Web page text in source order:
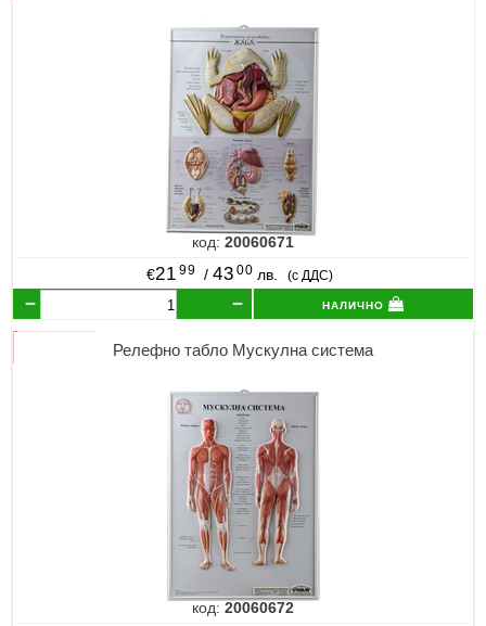
код: 20060671
€21 99 /43 00 лв. (с ДДС)
налично
Релефно табло Мускулна система
код: 20060672